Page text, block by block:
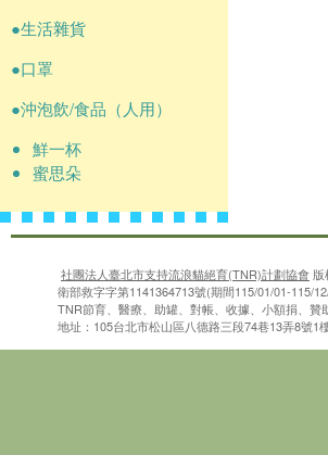
●生活雜貨
●口罩
●沖泡飲/食品（人用）
鮮一杯
蜜思朵
社團法人臺北市支持流浪貓絕育(TNR)計劃協會
衛部救字字第1141364713號(期間115/01/01-115/
TNR節育、醫療、助罐、對帳、收據、小額捐、贊
地址：105台北市松山區八德路三段74巷13弄8號1